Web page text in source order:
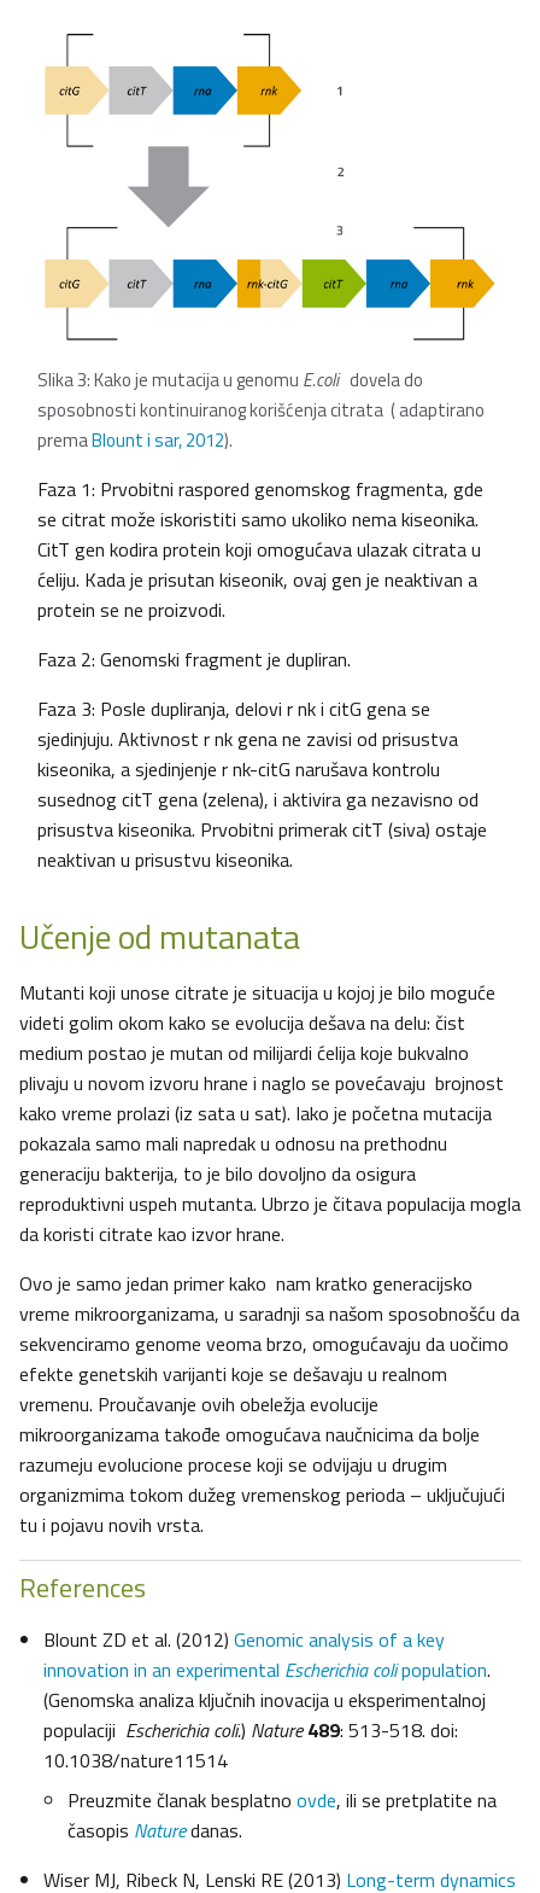
Slika 3: Kako je mutacija u genomu E.coli dovela do
sposobnosti kontinuiranog korišćenja citrata ( adaptirano
premaBlount i sar, 2012).
Faza 1: Prvobitni raspored genomskog fragmenta, gde
se citrat može iskoristiti samo ukoliko nema kiseonika.
CitT gen kodira protein koji omogućava ulazak citrata u
ćeliju. Kada je prisutan kiseonik, ovaj gen je neaktivan a
protein se ne proizvodi.
Faza 2: Genomski fragment je dupliran.
Faza 3: Posle dupliranja, delovi r nk i citG gena se
sjedinjuju. Aktivnost r nk gena ne zavisi od prisustva
kiseonika, a sjedinjenje r nk-citG narušava kontrolu
susednog citT gena (zelena), i aktivira ga nezavisno od
prisustva kiseonika. Prvobitni primerak citT (siva) ostaje
neaktivan u prisustvu kiseonika.
Učenje od mutanata
Mutanti koji unose citrate je situacija u kojoj je bilo moguće
videti golim okom kako se evolucija dešava na delu: čist
medium postao je mutan od milijardi ćelija koje bukvalno
plivaju u novom izvoru hrane i naglo se povećavaju brojnost
kako vreme prolazi (iz sata u sat). Iako je početna mutacija
pokazala samo mali napredak u odnosu na prethodnu
generaciju bakterija, to je bilo dovoljno da osigura
reproduktivni uspeh mutanta. Ubrzo je čitava populacija mogla
da koristi citrate kao izvor hrane.
Ovo je samo jedan primer kako nam kratko generacijsko
vreme mikroorganizama, u saradnji sa našom sposobnošću da
sekvenciramo genome veoma brzo, omogućavaju da uočimo
efekte genetskih varijanti koje se dešavaju u realnom
vremenu. Proučavanje ovih obeležja evolucije
mikroorganizama takođe omogućava naučnicima da bolje
razumeju evolucione procese koji se odvijaju u drugim
organizmima tokom dužeg vremenskog perioda – uključujući
tu i pojavu novih vrsta.
References
Blount ZD et al. (2012) Genomic analysis of a key
innovation in an experimental Escherichia colipopulation.
(Genomska analiza ključnih inovacija u eksperimentalnoj
populaciji Escherichia coli.) Nature 489: 513-518. doi:
10.1038/nature11514
Preuzmite članak besplatno ovde, ili se pretplatite na
časopis Naturedanas.
Wiser MJ, Ribeck N, Lenski RE (2013) Long-term dynamics